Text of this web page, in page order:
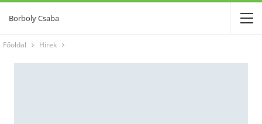
Borboly Csaba
Főoldal Hírek